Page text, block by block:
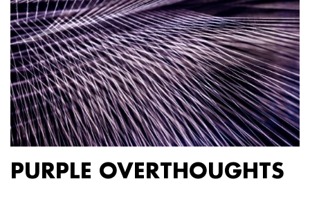
PURPLE OVERTHOUGHTS